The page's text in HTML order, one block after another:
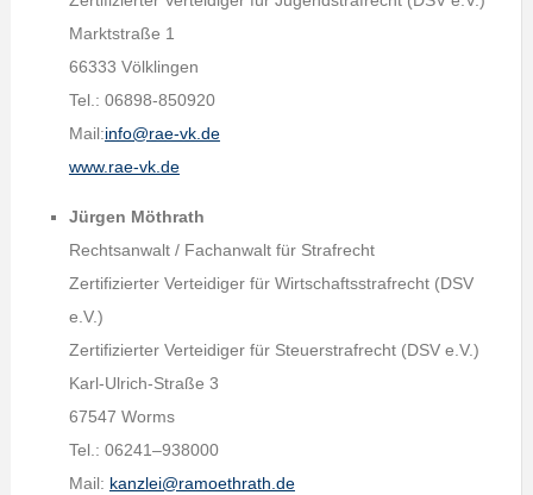
Marktstraße 1
66333 Völklingen
Tel.: 06898-850920
Mail:info@rae-vk.de
www.rae-vk.de
Jürgen Möthrath
Rechtsanwalt / Fachanwalt für Strafrecht
Zertifizierter Verteidiger für Wirtschaftsstrafrecht (DSV
e.V.)
Zertifizierter Verteidiger für Steuerstrafrecht (DSV e.V.)
Karl-Ulrich-Straße 3
67547 Worms
Tel.: 06241–938000
Mail: kanzlei@ramoethrath.de